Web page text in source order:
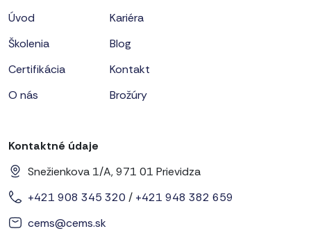
Úvod
Školenia
Certifikácia
O nás
Kariéra
Blog
Kontakt
Brožúry
Kontaktné údaje
Snežienkova 1/A, 971 01 Prievidza
+421 908 345 320 / +421 948 382 659
cems@cems.sk